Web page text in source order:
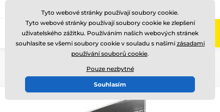
Zavolejte nám (Po-Pá 8-17)
Tyto webové stránky používají soubory cookie.
Tyto webové stránky používají soubory cookie ke zlepšení
uživatelského zážitku. Používáním našich webových stránek
souhlasíte se všemi soubory cookie v souladu s našimi zásadami
používání souborů cookie.
Pouze nezbytné
Souhlasím